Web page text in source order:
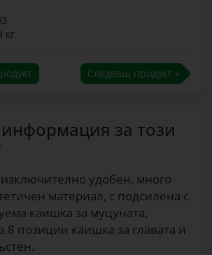
кг
Следващ продукт »
за този
удобен, много
материал, с подсилена с
каишка за муцуната,
8 позиции каишка за главата и